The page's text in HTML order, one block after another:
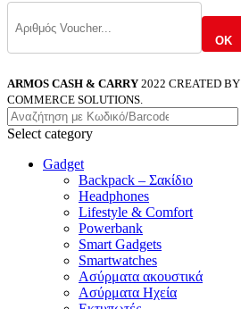
OK
ARMOS CASH & CARRY 2022 CREATED BY
COMMERCE SOLUTIONS.
Select category
Gadget
Backpack – Σακίδιο
Headphones
Lifestyle & Comfort
Powerbank
Smart Gadgets
Smartwatches
Ασύρματα ακουστικά
Ασύρματα Ηχεία